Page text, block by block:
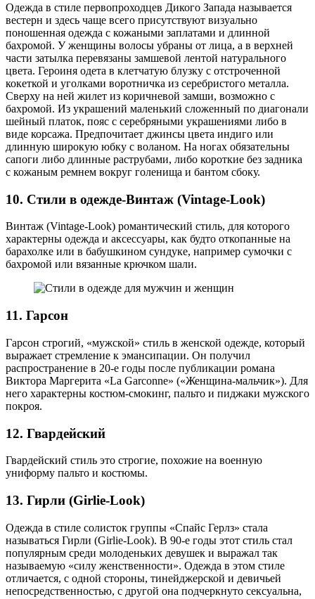
Одежда в стиле первопроходцев Дикого Запада называется
вестерн и здесь чаще всего присутствуют визуально
поношенная одежда с кожаными заплатами и длинной
бахромой. У женщины волосы убраны от лица, а в верхней
части затылка перевязаны замшевой лентой натурального
цвета. Героиня одета в клетчатую блузку с отстроченной
кокеткой и уголками воротничка из серебристого металла.
Сверху на ней жилет из коричневой замши, возможно с
бахромой. Из украшений маленький сложенный по диагонали
шейный платок, пояс с серебряными украшениями либо в
виде корсажа. Предпочитает джинсы цвета индиго или
длинную широкую юбку с воланом. На ногах обязательны
сапоги либо длинные раструбами, либо короткие без задника
с кожаным ремнем вокруг голенища и бантом сбоку.
10. Стили в одежде-Винтаж (Vintage-Look)
Винтаж (Vintage-Look) романтический стиль, для которого
характерны одежда и аксессуары, как будто откопанные на
барахолке или в бабушкином сундуке, например сумочки с
бахромой или вязанные крючком шали.
11. Гарсон
Гарсон строгий, «мужской» стиль в женской одежде, который
выражает стремление к эмансипации. Он получил
распространение в 20-е годы после публикации романа
Виктора Маргерита «La Garconne» («Женщина-мальчик»). Для
него характерны костюм-смокинг, пальто и пиджаки мужского
покроя.
12. Гвардейский
Гвардейский стиль это строгие, похожие на военную
униформу пальто и костюмы.
13. Гирли (Girlie-Look)
Одежда в стиле солисток группы «Спайс Герлз» стала
называться Гирли (Girlie-Look). В 90-е годы этот стиль стал
популярным среди молоденьких девушек и выражал так
называемую «силу женственности». Одежда в этом стиле
отличается, с одной стороны, тинейджерской и девичьей
непосредственностью, с другой она подчеркнуто сексуальна,